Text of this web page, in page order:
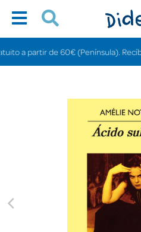
a partir de 60€ (Península). Recíbelo